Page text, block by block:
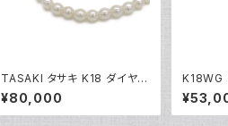
TASAKI タサキ K18 ダイヤモ
ンド パールネックレス 18金 Y
05014
¥80,000
K18WG
クダイヤ
ンダント
ワイトゴ